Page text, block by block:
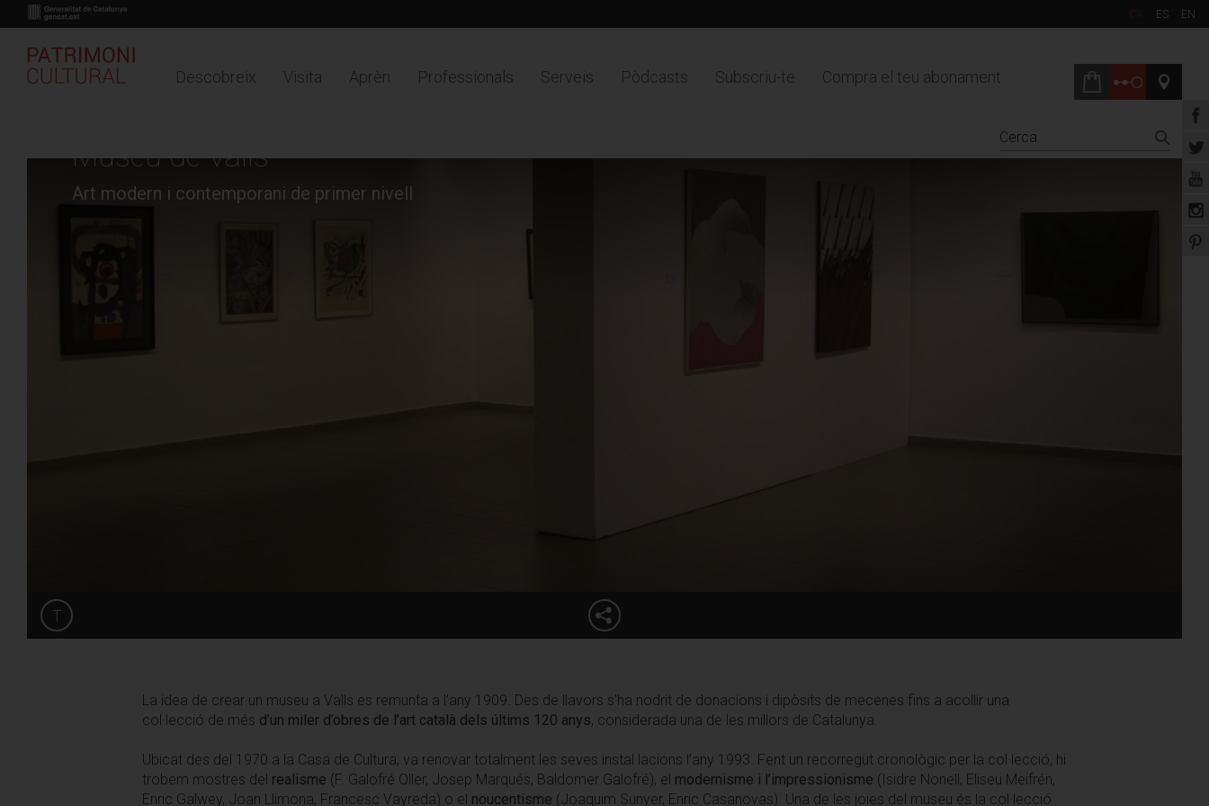
CA ES EN
Descobreix Visita Aprèn Professionals Serveis Pòdcasts Subscriu-te Compra el teu abonament
Buy online
TimelineMapa
Museu de Valls
Art modern i contemporani de primer nivell
T
La idea de crear un museu a Valls es remunta a l’any 1909. Des de llavors s'ha nodrit de donacions i dipòsits de mecenes fins a acollir una
col·lecció de més d’un miler d’obres de l’art català dels últims 120 anys, considerada una de les millors de Catalunya.
Ubicat des del 1970 a la Casa de Cultura, va renovar totalment les seves instal·lacions l’any 1993. Fent un recorregut cronològic per la col·lecció, hi
trobem mostres del realisme (F. Galofré Oller, Josep Marqués, Baldomer Galofré), el modernisme i l’impressionisme (Isidre Nonell, Eliseu Meifrén,
Enric Galwey, Joan Llimona, Francesc Vayreda) o el noucentisme (Joaquim Sunyer, Enric Casanovas). Una de les joies del museu és la col·lecció